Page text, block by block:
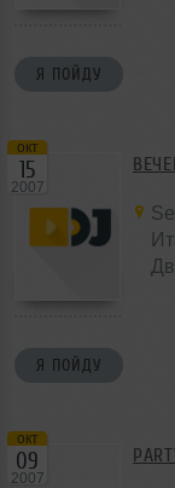
Я ПОЙДУ
окт
15
2007
Я ПОЙДУ
окт
09
2007